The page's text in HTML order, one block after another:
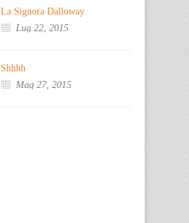
La Signora Dalloway
Lug 22, 2015
Shhhh
Mag 27, 2015